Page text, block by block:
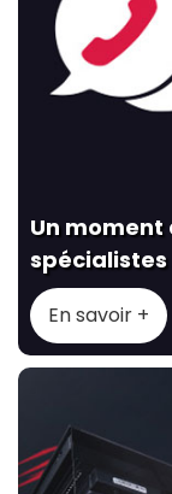
Un moment
spécialistes
En savoir +